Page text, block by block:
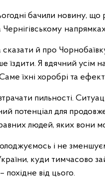
бачили новину, що
й про Чорнобаївку
їздити. Я вдячний усім
їхні хоробрі та
пильності.
потенціал для
людей, яких вони
і не
куди тимчасово
похідне від цього.